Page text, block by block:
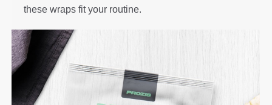
these wraps fit your routine.